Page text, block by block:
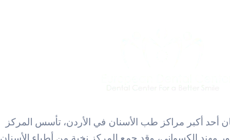
أحد أكبر مراكز طب الأسنان في الأردن، تأسس المركز